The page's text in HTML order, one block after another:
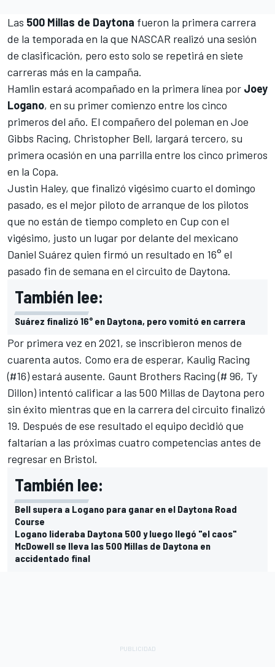
Las 500 Millas de Daytona fueron la primera carrera
de la temporada en la que NASCAR realizó una sesión
de clasificación, pero esto solo se repetirá en siete
carreras más en la campaña.
Hamlin estará acompañado en la primera línea por Joey
Logano, en su primer comienzo entre los cinco
primeros del año. El compañero del poleman en Joe
Gibbs Racing, Christopher Bell, largará tercero, su
primera ocasión en una parrilla entre los cinco primeros
en la Copa.
Justin Haley, que finalizó vigésimo cuarto el domingo
pasado, es el mejor piloto de arranque de los pilotos
que no están de tiempo completo en Cup con el
vigésimo, justo un lugar por delante del mexicano
Daniel Suárez quien firmó un resultado en 16° el
pasado fin de semana en el circuito de Daytona.
También lee:
Suárez finalizó 16° en Daytona, pero vomitó en carrera
Por primera vez en 2021, se inscribieron menos de
cuarenta autos. Como era de esperar, Kaulig Racing
(#16) estará ausente. Gaunt Brothers Racing (# 96, Ty
Dillon) intentó calificar a las 500 Millas de Daytona pero
sin éxito mientras que en la carrera del circuito finalizó
19. Después de ese resultado el equipo decidió que
faltarían a las próximas cuatro competencias antes de
regresar en Bristol.
También lee:
Bell supera a Logano para ganar en el Daytona Road
Course
Logano lideraba Daytona 500 y luego llegó "el caos"
McDowell se lleva las 500 Millas de Daytona en
accidentado final